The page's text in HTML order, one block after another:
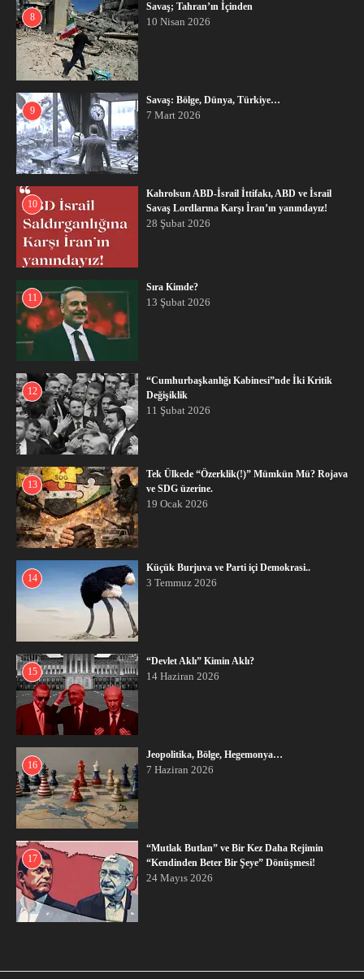
8
Savaş; Tahran’ın İçinden
10 Nisan 2026
9
Savaş: Bölge, Dünya, Türkiye…
7 Mart 2026
10
Kahrolsun ABD-İsrail İttifakı, ABD ve İsrail
Savaş Lordlarına Karşı İran’ın yanındayız!
28 Şubat 2026
11
Sıra Kimde?
13 Şubat 2026
12
“Cumhurbaşkanlığı Kabinesi”nde İki Kritik
Değişiklik
11 Şubat 2026
13
Tek Ülkede “Özerklik(!)” Mümkün Mü? Rojava
ve SDG üzerine.
19 Ocak 2026
14
Küçük Burjuva ve Parti içi Demokrasi..
3 Temmuz 2026
15
“Devlet Aklı” Kimin Aklı?
14 Haziran 2026
16
Jeopolitika, Bölge, Hegemonya…
7 Haziran 2026
17
“Mutlak Butlan” ve Bir Kez Daha Rejimin
“Kendinden Beter Bir Şeye” Dönüşmesi!
24 Mayıs 2026